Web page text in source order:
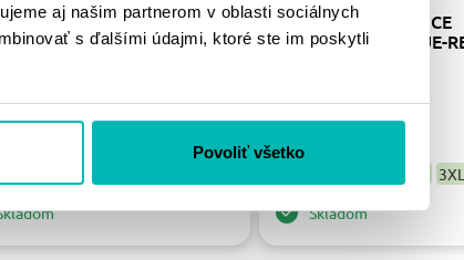
aj našim partnerom v oblasti sociálnych
s ďalšími údajmi, ktoré ste im poskytli
Povoliť všetko
- NOHAVICE PARADO
AAA MEN SLIM /
€ 219.00 €
44
FURYGAN NOHAVICE
KILLINGTON / BLUE-
3XL
Skladom